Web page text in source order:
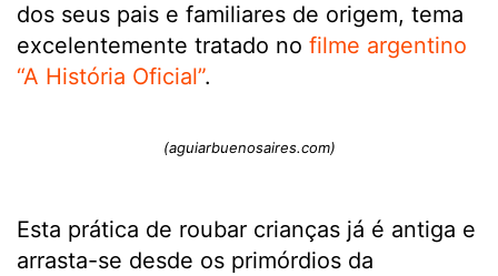
dos seus pais e familiares de origem, tema
excelentemente tratado no filme argentino
“A História Oficial”.
(aguiarbuenosaires.com)
Esta prática de roubar crianças já é antiga e
arrasta-se desde os primórdios da